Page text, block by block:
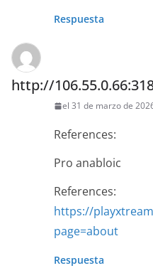
Respuesta
http://
el 31 de marzo de
References:
Pro anabloic
References:
https://
page=about
Respuesta